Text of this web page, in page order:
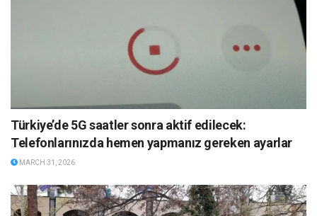
Türkiye’de 5G saatler sonra aktif edilecek:
Telefonlarınızda hemen yapmanız gereken ayarlar
MARCH 31, 2026